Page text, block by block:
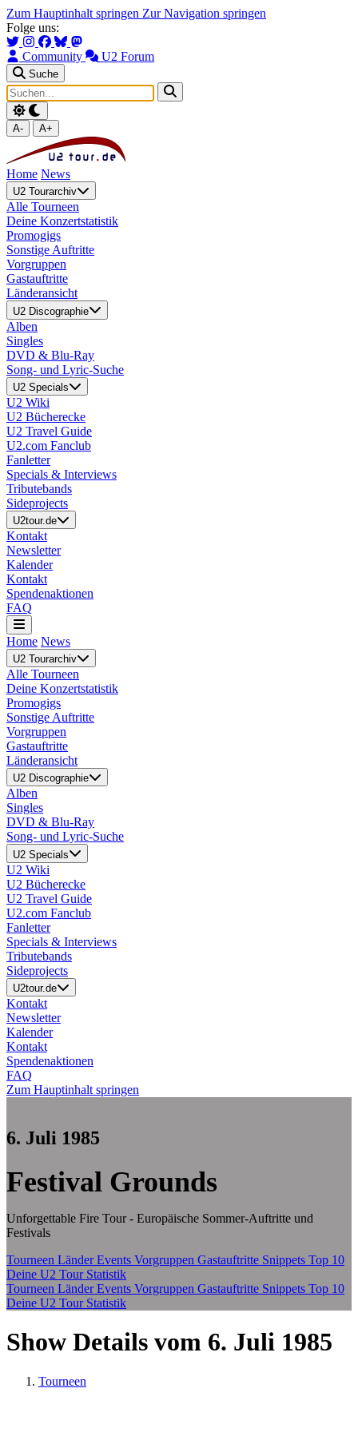
Zum Hauptinhalt springen Zur Navigation springen
Folge uns:
Community U2 Forum
Suche
A- A+
Home News
U2 Tourarchiv
Alle Tourneen
Deine Konzertstatistik
Promogigs
Sonstige Auftritte
Vorgruppen
Gastauftritte
Länderansicht
U2 Discographie
Alben
Singles
DVD & Blu-Ray
Song- und Lyric-Suche
U2 Specials
U2 Wiki
U2 Bücherecke
U2 Travel Guide
U2.com Fanclub
Fanletter
Specials & Interviews
Tributebands
Sideprojects
U2tour.de
Kontakt
Newsletter
Kalender
Kontakt
Spendenaktionen
FAQ
Home News
U2 Tourarchiv
Alle Tourneen
Deine Konzertstatistik
Promogigs
Sonstige Auftritte
Vorgruppen
Gastauftritte
Länderansicht
U2 Discographie
Alben
Singles
DVD & Blu-Ray
Song- und Lyric-Suche
U2 Specials
U2 Wiki
U2 Bücherecke
U2 Travel Guide
U2.com Fanclub
Fanletter
Specials & Interviews
Tributebands
Sideprojects
U2tour.de
Kontakt
Newsletter
Kalender
Kontakt
Spendenaktionen
FAQ
Zum Hauptinhalt springen
6. Juli 1985
Festival Grounds
Unforgettable Fire Tour - Europäische Sommer-Auftritte und
Festivals
Tourneen LänderEvents Vorgruppen Gastauftritte Snippets Top 10
Deine U2 Tour Statistik
Tourneen LänderEvents Vorgruppen Gastauftritte Snippets Top 10
Deine U2 Tour Statistik
Show Details vom 6. Juli 1985
Tourneen